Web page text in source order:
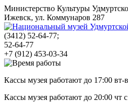
Министерство Культуры
Ижевск, ул. Коммунаров 287
(3412) 52-64-77;
52-64-77
+7 (912) 453-03-34
Кассы музея работают до 17:00 вт-
Кассы музея работают до 20:00 чт с